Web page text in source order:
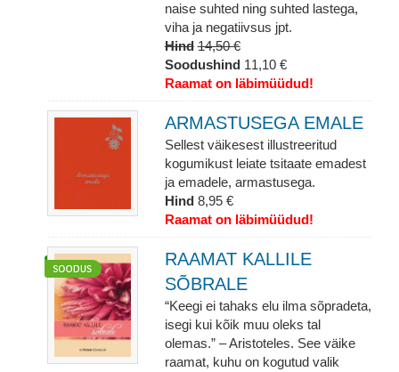
naise suhted ning suhted lastega,
viha ja negatiivsus jpt.
Hind 14,50 €
Soodushind 11,10 €
Raamat on läbimüüdud!
ARMASTUSEGA EMALE
Sellest väikesest illustreeritud
kogumikust leiate tsitaate emadest
ja emadele, armastusega.
Hind 8,95 €
Raamat on läbimüüdud!
RAAMAT KALLILE
SÕBRALE
“Keegi ei tahaks elu ilma sõpradeta,
isegi kui kõik muu oleks tal
olemas.” – Aristoteles. See väike
raamat, kuhu on kogutud valik